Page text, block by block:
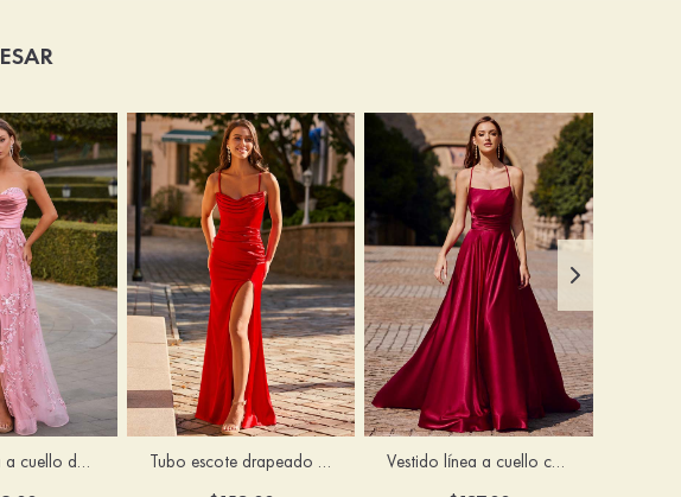
Vestido línea a cuello de corazón tul cola de barrido vestido de graduación Tubo escote drapeado satén hasta el suelo vestido de graduación Vestido línea a cuello cuadrado tela charmeuse barrer tren vestido de graduación